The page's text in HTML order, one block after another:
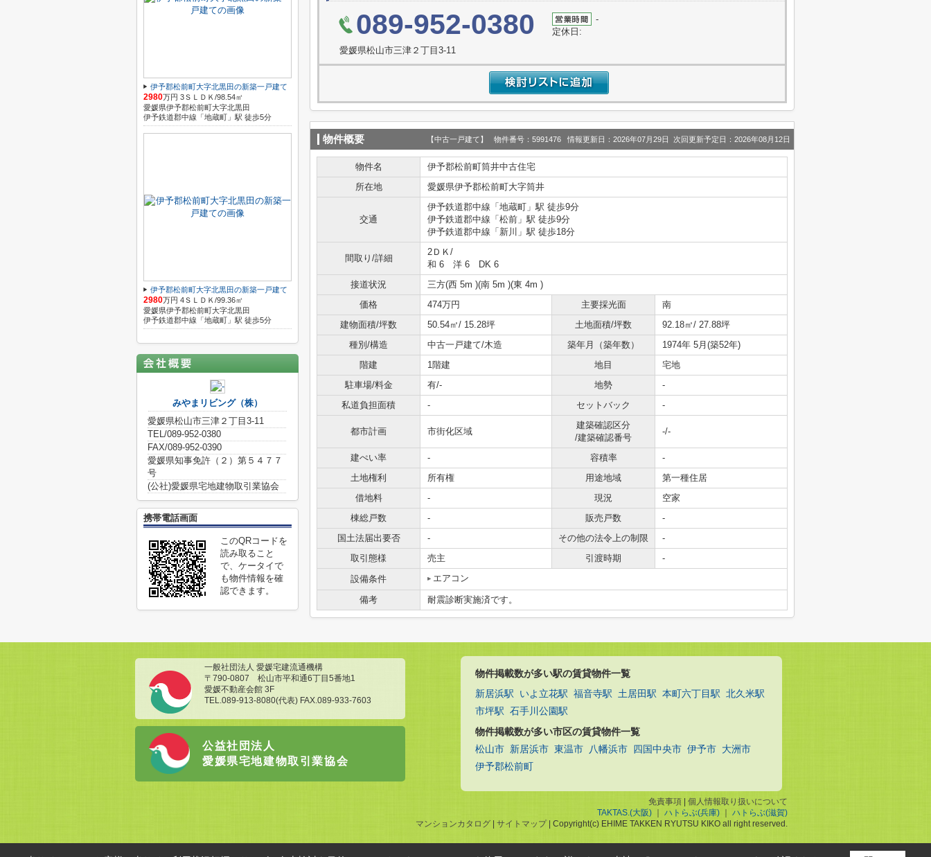
089-952-0380
-
定休日:
愛媛県松山市三津２丁目3-11
物件概要 【中古一戸建て】 物件番号：5991476 情報更新日：2026年07月29日 次回更新予定日：2026年08月12日
物件名
伊予郡松前町筒井中古住宅
所在地
愛媛県伊予郡松前町大字筒井
交通
伊予鉄道郡中線「地蔵町」駅 徒歩9分
伊予鉄道郡中線「松前」駅 徒歩9分
伊予鉄道郡中線「新川」駅 徒歩18分
間取り/詳細
2ＤＫ/
和 6 洋 6 DK 6
接道状況
三方(西 5m )(南 5m )(東 4m )
価格
474万円 主要採光面
南
建物面積/坪数
50.54㎡/ 15.28坪 土地面積/坪数
92.18㎡/ 27.88坪
種別/構造
中古一戸建て/木造 築年月（築年数）
1974年 5月(築52年)
階建
1階建 地目
宅地
駐車場/料金
有/- 地勢
-
私道負担面積
- セットバック -
都市計画 市街化区域
建築確認区分
/建築確認番号
-/-
建ぺい率 - 容積率
-
土地権利
所有権 用途地域
第一種住居
借地料
- 現況
空家
棟総戸数
- 販売戸数
-
国土法届出要否
- その他の法令上の制限
-
取引態様
売主 引渡時期
-
設備条件
エアコン
備考 耐震診断実施済です。
伊予郡松前町大字北黒田の新築一戸建て
2980万円 3ＳＬＤＫ/98.54㎡
愛媛県伊予郡松前町大字北黒田
伊予鉄道郡中線「地蔵町」駅 徒歩5分
伊予郡松前町大字北黒田の新築一戸建て
2980万円 4ＳＬＤＫ/99.36㎡
愛媛県伊予郡松前町大字北黒田
伊予鉄道郡中線「地蔵町」駅 徒歩5分
みやまリビング（株）
愛媛県松山市三津２丁目3-11
TEL/089-952-0380
FAX/089-952-0390
愛媛県知事免許（２）第５４７７
号
(公社)愛媛県宅地建物取引業協会
携帯電話画面
このQRコードを
読み取ること
で、ケータイで
も物件情報を確
認できます。
一般社団法人 愛媛宅建流通機構
〒790-0807 松山市平和通6丁目5番地1
愛媛不動産会館 3F
TEL.089-913-8080(代表) FAX.089-933-7603
公益社団法人
愛媛県宅地建物取引業協会
物件掲載数が多い駅の賃貸物件一覧
新居浜駅 いよ立花駅 福音寺駅 土居田駅 本町六丁目駅 北久米駅
市坪駅 石手川公園駅
物件掲載数が多い市区の賃貸物件一覧
松山市 新居浜市 東温市 八幡浜市 四国中央市 伊予市 大洲市
伊予郡松前町
免責事項
個人情報取り扱いについて
TAKTAS.(大阪)
ハトらぶ(兵庫)
ハトらぶ(滋賀)
マンションカタログ
サイトマップ| Copyright(c) EHIME TAKKEN RYUTSU KIKO all right reserved.